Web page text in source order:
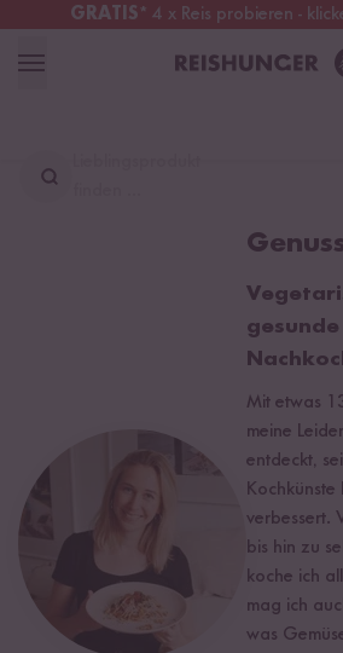
GRATIS* 4 x Reis probieren -
Österreich
Mit etwas
meine
entdeckt,
Kochkünste
verbessert.
bis hin zu
koche ich
mag ich
was